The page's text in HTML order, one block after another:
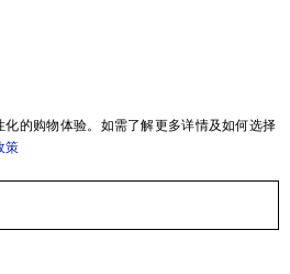
的购物体验。如需了解更多详情及如何选择
策